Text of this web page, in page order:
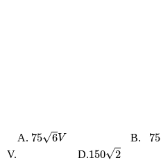
A. 75√6V
75 V
B. 75
75
V. D.150√2
150